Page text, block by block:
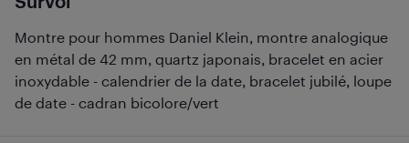
Montre pour hommes Daniel Klein, montre analogique
en métal de 42 mm, quartz japonais, bracelet en acier
inoxydable - calendrier de la date, bracelet jubilé, loupe
de date - cadran bicolore/vert